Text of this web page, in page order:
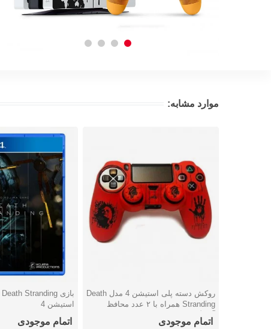
موارد مشابه:
دوست داشتن
روکش دسته پلی استیشن 4 مدل Death
Stranding همراه با ۲ عدد محافظ
آنالوگ
اتمام موجودی
دوست داشتن
استیشن 4
اتمام موجودی